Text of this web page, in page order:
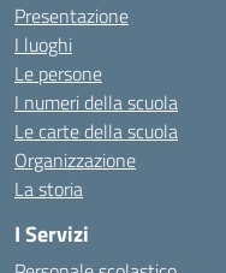
Presentazione
I luoghi
Le persone
I numeri della scuola
Le carte della scuola
Organizzazione
La storia
I Servizi